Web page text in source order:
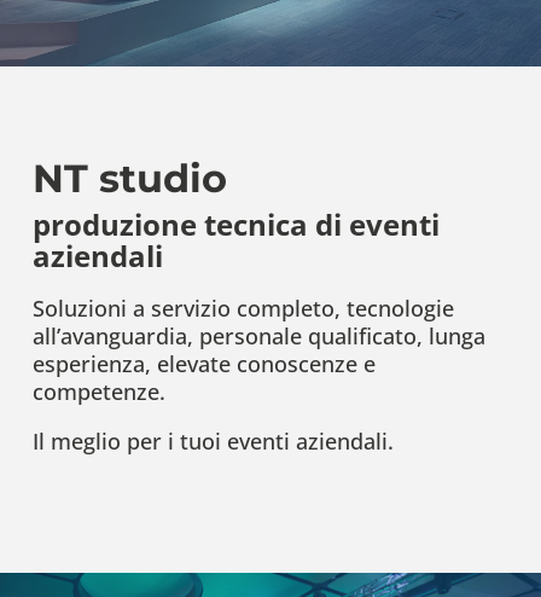
NT studio
produzione tecnica di eventi
aziendali
Soluzioni a servizio completo, tecnologie
all’avanguardia, personale qualificato, lunga
esperienza, elevate conoscenze e
competenze.
Il meglio per i tuoi eventi aziendali.